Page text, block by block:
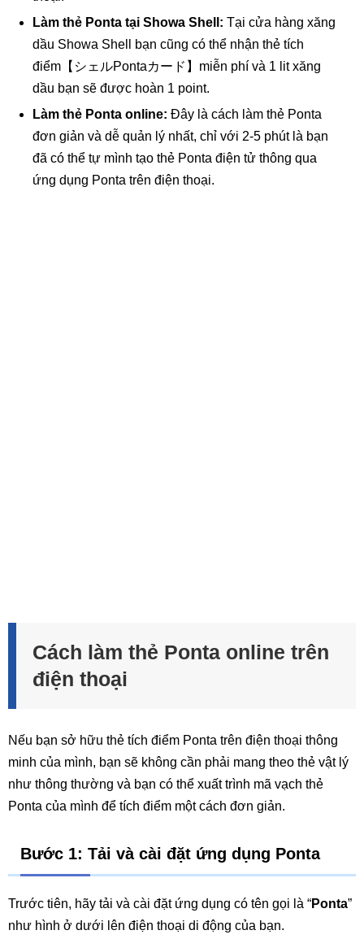
Làm thẻ Ponta tại Showa Shell: Tại cửa hàng xăng
dầu Showa Shell bạn cũng có thể nhận thẻ tích
điểm【シェルPontaカード】miễn phí và 1 lit xăng
dầu bạn sẽ được hoàn 1 point.
Làm thẻ Ponta online: Đây là cách làm thẻ Ponta
đơn giản và dễ quản lý nhất, chỉ với 2-5 phút là bạn
đã có thể tự mình tạo thẻ Ponta điện tử thông qua
ứng dụng Ponta trên điện thoại.
Cách làm thẻ Ponta online trên
điện thoại
Nếu bạn sở hữu thẻ tích điểm Ponta trên điện thoại thông
minh của mình, bạn sẽ không cần phải mang theo thẻ vật lý
như thông thường và bạn có thể xuất trình mã vạch thẻ
Ponta của mình để tích điểm một cách đơn giản.
Bước 1: Tải và cài đặt ứng dụng Ponta
Trước tiên, hãy tải và cài đặt ứng dụng có tên gọi là “Ponta”
như hình ở dưới lên điện thoại di động của bạn.